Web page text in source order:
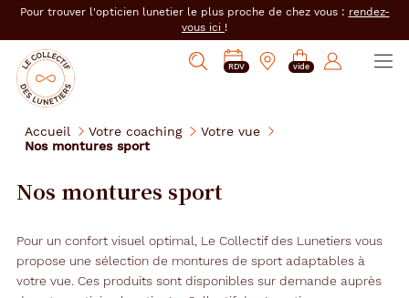
auPour trouver l'opticien lunetier le plus proche de chez vous : rendez-
vous ici !
Opticien
le
collectif
lunetiers
AfficherPRENDRE
RDV
Mon
magasin
Mes
vide
Mon
compte
connecter
Ouvrir
menu
Accueil Votre coaching
Votre vue
Nos montures sport
Nos montures sport
Pour un confort visuel optimal, Le Collectif des Lunetiers vous
propose une sélection de montures de sport adaptables à
votre vue. Ces produits sont disponibles sur demande auprès